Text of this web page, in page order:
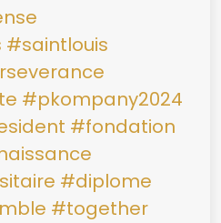
#saintlouis
#pkompany2024
#fondation
#diplome
#together